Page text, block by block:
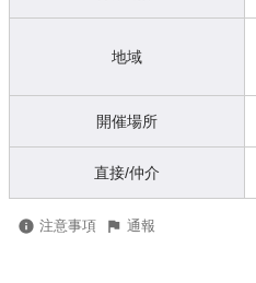
地域
開催場所
直接/仲介
注意事項 通報